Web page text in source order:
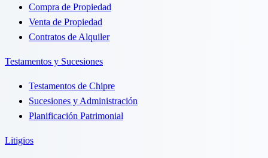
Compra de Propiedad
Venta de Propiedad
Contratos de Alquiler
Testamentos y Sucesiones
Testamentos de Chipre
Sucesiones y Administración
Planificación Patrimonial
Litigios